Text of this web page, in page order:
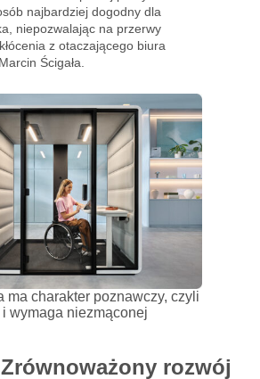
najbardziej dogodny dla
niepozwalając na przerwy
z otaczającego biura
Ścigała.
ma charakter poznawczy, czyli
wymaga niezmąconej
rozwój